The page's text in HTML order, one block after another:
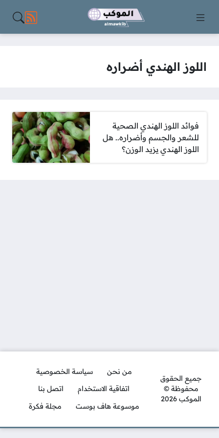
مواقع
اللوز الهندي أضراره
فوائد اللوز الهندي الصحية
للشعر والجسم وأضراره.. هل
اللوز الهندي يزيد الوزن؟
جميع الحقوق
محفوظة ©
الموكب 2026
من نحن
سياسة الخصوصية
اتفاقية الاستخدام
اتصل بنا
موسوعة هاف بوست
مجلة فكرة